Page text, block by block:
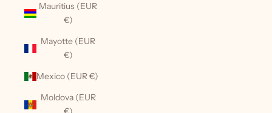
Mauritius (EUR
€)
Mayotte (EUR
€)
Mexico (EUR €)
Moldova (EUR